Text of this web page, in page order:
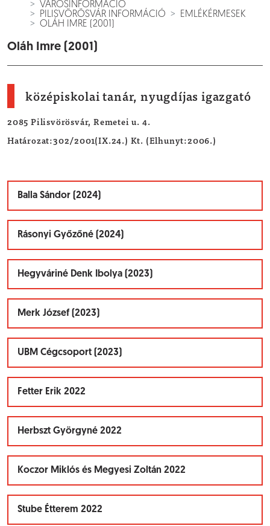
VÁROSINFORMÁCIÓ
PILISVÖRÖSVÁR INFORMÁCIÓ
EMLÉKÉRMESEK
OLÁH IMRE (2001)
Oláh Imre (2001)
középiskolai tanár, nyugdíjas igazgató
2085 Pilisvörösvár, Remetei u. 4.
Határozat:302/2001(IX.24.) Kt. (Elhunyt:2006.)
Balla Sándor (2024)
Rásonyi Győzőné (2024)
Hegyváriné Denk Ibolya (2023)
Merk József (2023)
UBM Cégcsoport (2023)
Fetter Erik 2022
Herbszt Györgyné 2022
Koczor Miklós és Megyesi Zoltán 2022
Stube Étterem 2022